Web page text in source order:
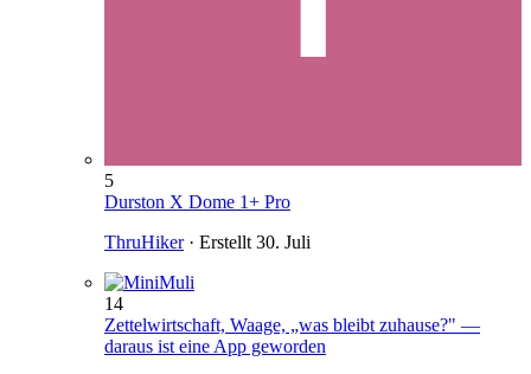
5
Durston X Dome 1+ Pro
ThruHiker· Erstellt 30. Juli
14
Zettelwirtschaft, Waage, „was bleibt zuhause?" —
daraus ist eine App geworden